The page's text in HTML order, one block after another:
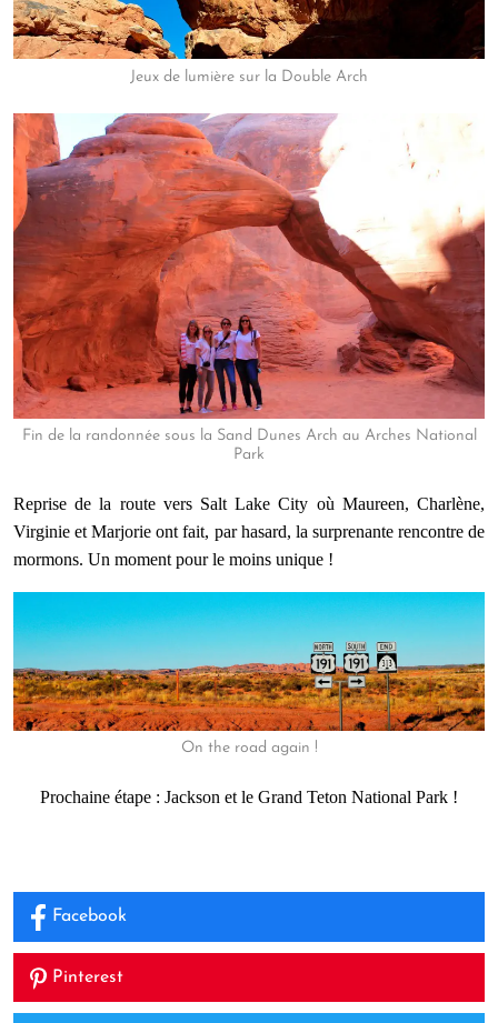
Jeux de lumière sur la Double Arch
Fin de la randonnée sous la Sand Dunes Arch au Arches National
Park
Reprise de la route vers Salt Lake City où Maureen, Charlène,
Virginie et Marjorie ont fait, par hasard, la surprenante rencontre de
mormons. Un moment pour le moins unique !
On the road again !
Prochaine étape : Jackson et le Grand Teton National Park !
Facebook
Pinterest